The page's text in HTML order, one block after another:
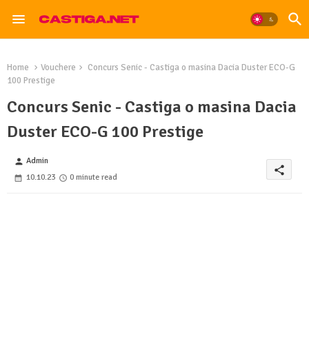
Home Vouchere
Concurs Senic - Castiga o masina Dacia Duster ECO-G
100 Prestige
Concurs Senic - Castiga o masina Dacia
Duster ECO-G 100 Prestige
person Admin
10.10.23
0 minute read
share